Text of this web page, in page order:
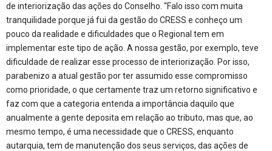
de interiorização das ações do Conselho. “Falo isso com muita
tranquilidade porque já fui da gestão do CRESS e conheço um
pouco da realidade e dificuldades que o Regional tem em
implementar este tipo de ação. A nossa gestão, por exemplo, teve
dificuldade de realizar esse processo de interiorização. Por isso,
parabenizo a atual gestão por ter assumido esse compromisso
como prioridade, o que certamente traz um retorno significativo e
faz com que a categoria entenda a importância daquilo que
anualmente a gente deposita em relação ao tributo, mas que, ao
mesmo tempo, é uma necessidade que o CRESS, enquanto
autarquia, tem de manutenção dos seus serviços, das ações de